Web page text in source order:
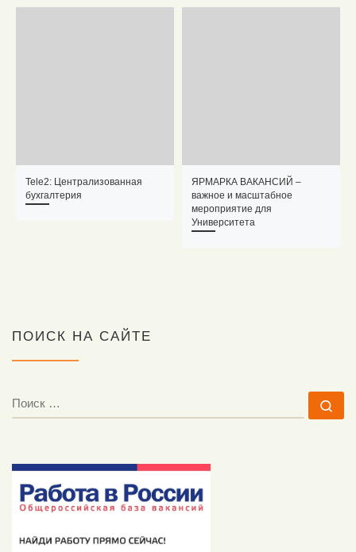
Tele2: Централизованная
бухгалтерия
ЯРМАРКА ВАКАНСИЙ –
важное и масштабное
мероприятие для
Университета
ПОИСК НА САЙТЕ
ПОИСК